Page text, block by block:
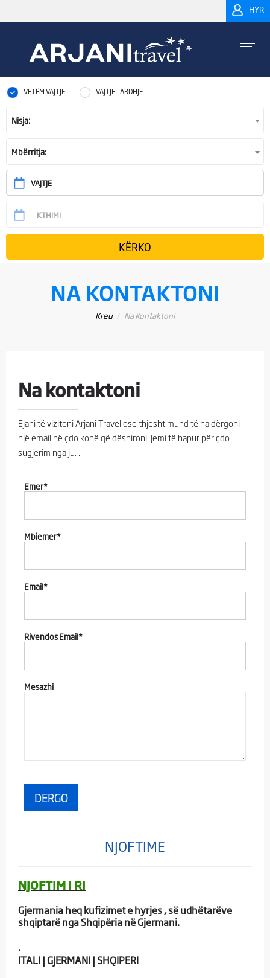
HYR
VETËM VAJTJE VAJTJE - ARDHJE
Nisja:
Mbërritja:
NA KONTAKTONI
Kreu Na Kontaktoni
Na kontaktoni
Ejani të vizitoni Arjani Travel ose thjesht mund të na dërgoni
një email në çdo kohë që dëshironi. Jemi të hapur për çdo
sugjerim nga ju. .
Emer*
Mbiemer*
Email*
Rivendos Email*
Mesazhi
NJOFTIME
NJOFTIM I RI
Gjermania heq kufizimet e hyrjes, së udhëtarëve
shqiptarë nga Shqipëria në Gjermani.
.
ITALI|GJERMANI| SHQIPERI